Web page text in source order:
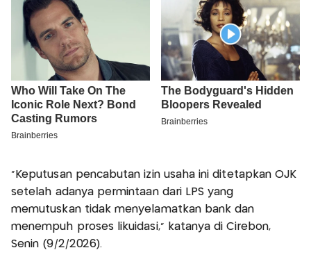
“Keputusan pencabutan izin usaha ini ditetapkan OJK
setelah adanya permintaan dari LPS yang
memutuskan tidak menyelamatkan bank dan
menempuh proses likuidasi,” katanya di Cirebon,
Senin (9/2/2026).